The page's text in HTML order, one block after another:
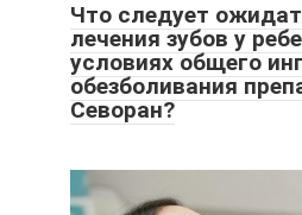
Что следует
лечения зубов у
условиях общего
обезболивания
Севоран?